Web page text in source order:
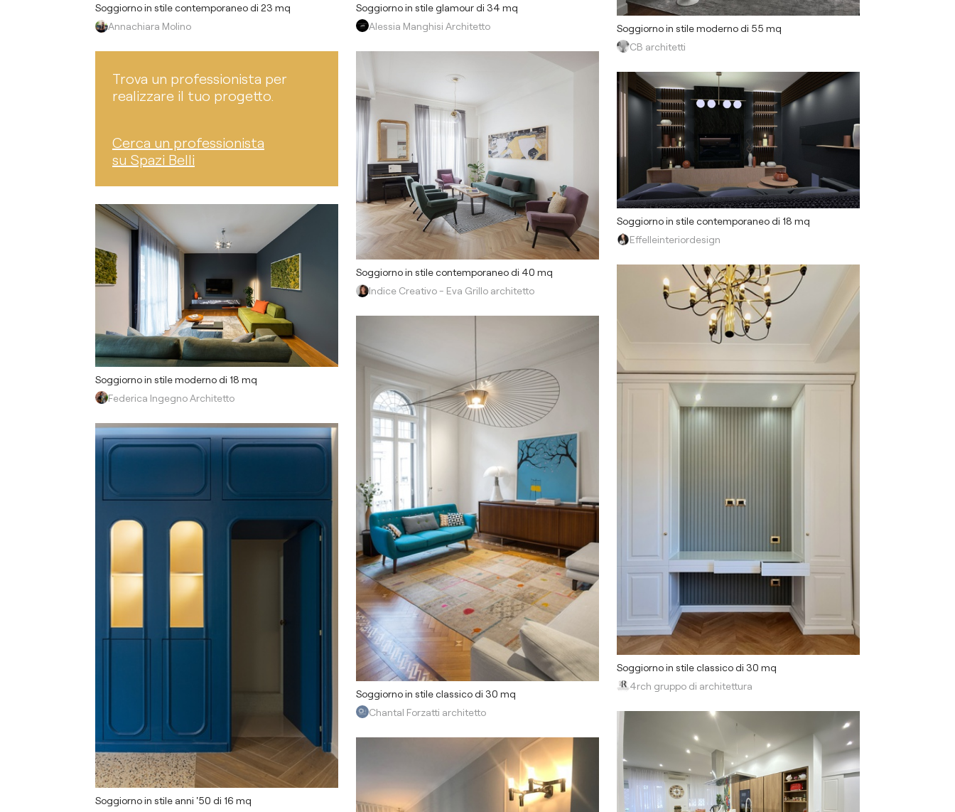
Soggiorno in stile contemporaneo di 23 mq
Annachiara Molino
Trova un professionista per
realizzare il tuo progetto.
Cerca un professionista
su Spazi Belli
Soggiorno in stile moderno di 18 mq
Federica Ingegno Architetto
Soggiorno in stile anni '50 di 16 mq
Soggiorno in stile glamour di 34 mq
Alessia Manghisi Architetto
Soggiorno in stile contemporaneo di 40 mq
Indice Creativo - Eva Grillo architetto
Soggiorno in stile classico di 30 mq
Chantal Forzatti architetto
Soggiorno in stile moderno di 55 mq
CB architetti
Soggiorno in stile contemporaneo di 18 mq
Effelleinteriordesign
Soggiorno in stile classico di 30 mq
4rch gruppo di architettura